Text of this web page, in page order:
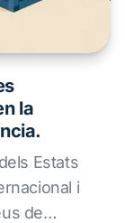
la
Estats
i
de